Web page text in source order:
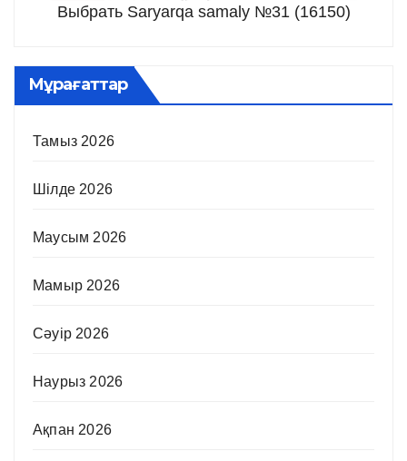
Выбрать Saryarqa samaly №31 (16150)
Мұрағаттар
Тамыз 2026
Шілде 2026
Маусым 2026
Мамыр 2026
Сәуір 2026
Наурыз 2026
Ақпан 2026